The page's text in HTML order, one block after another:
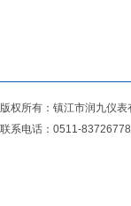
版权所有：镇江市润九仪
联系电话：0511-